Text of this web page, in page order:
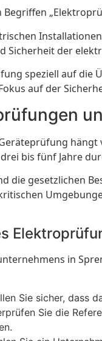
Sicherheit der
speziell auf die
auf der
hängt
bis fünf Jahre
die gesetzlichen
in
Sie sicher, dass
Sie die